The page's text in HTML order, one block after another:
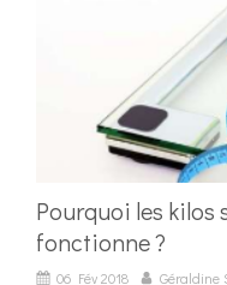
Pourquoi les kilos
fonctionne ?
06 Fév 2018 Géraldine